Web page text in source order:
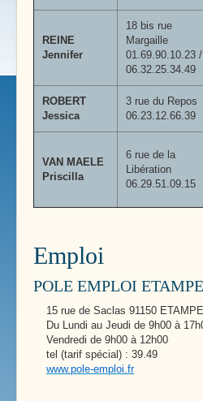
REINE
Jennifer
18 bis rue
Margaille
01.69.90.10.23 /
06.32.25.34.49
ROBERT
Jessica
3 rue du Repos
06.23.12.66.39
VAN MAELE
Priscilla
6 rue de la
Libération
06.29.51.09.15
Emploi
POLE EMPLOI
15 rue de Saclas 91150
Du Lundi au Jeudi de 9h00 à
Vendredi de 9h00 à 12h00
tel (tarif spécial) : 39.49
www.pole-emploi.fr